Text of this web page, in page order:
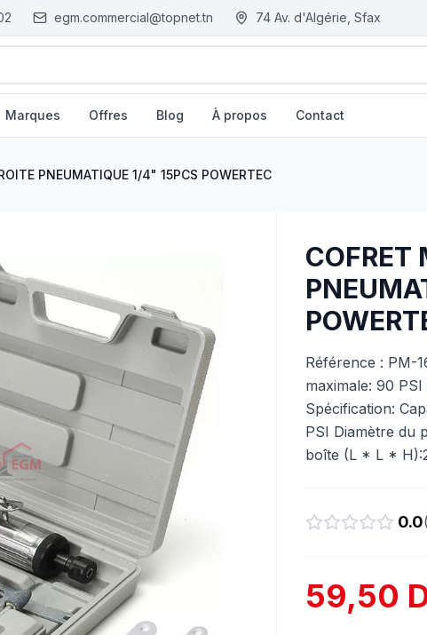
egm.commercial@topnet.tn 74 Av. d'Algérie, Sfax
Marques Offres Blog À propos Contact
PNEUMATIQUE 1/4" 15PCS POWERTEC
COFRET
Référence : PM-
maximale: 90
Spécification:
PSI Diamètre du
boîte (L * L *
0.0(
59,50